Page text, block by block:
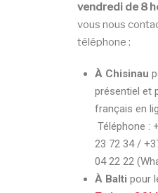
vendredi de 8
vous nous
téléphone :
À Chisinau
présentiel et
français en
Téléphone :
23 72 34 /
04 22 22
À Balti pour